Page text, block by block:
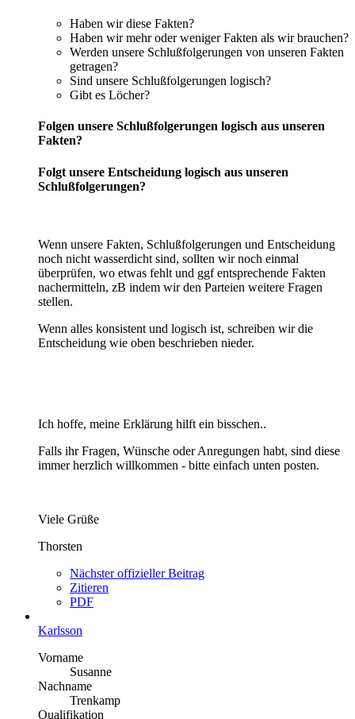
Haben wir diese Fakten?
Haben wir mehr oder weniger Fakten als wir brauchen?
Werden unsere Schlußfolgerungen von unseren Fakten
getragen?
Sind unsere Schlußfolgerungen logisch?
Gibt es Löcher?
Folgen unsere Schlußfolgerungen logisch aus unseren
Fakten?
Folgt unsere Entscheidung logisch aus unseren
Schlußfolgerungen?
Wenn unsere Fakten, Schlußfolgerungen und Entscheidung
noch nicht wasserdicht sind, sollten wir noch einmal
überprüfen, wo etwas fehlt und ggf entsprechende Fakten
nachermitteln, zB indem wir den Parteien weitere Fragen
stellen.
Wenn alles konsistent und logisch ist, schreiben wir die
Entscheidung wie oben beschrieben nieder.
Ich hoffe, meine Erklärung hilft ein bisschen..
Falls ihr Fragen, Wünsche oder Anregungen habt, sind diese
immer herzlich willkommen - bitte einfach unten posten.
Viele Grüße
Thorsten
Nächster offizieller Beitrag
Zitieren
PDF
Karlsson
Vorname
Susanne
Nachname
Trenkamp
Qualifikation